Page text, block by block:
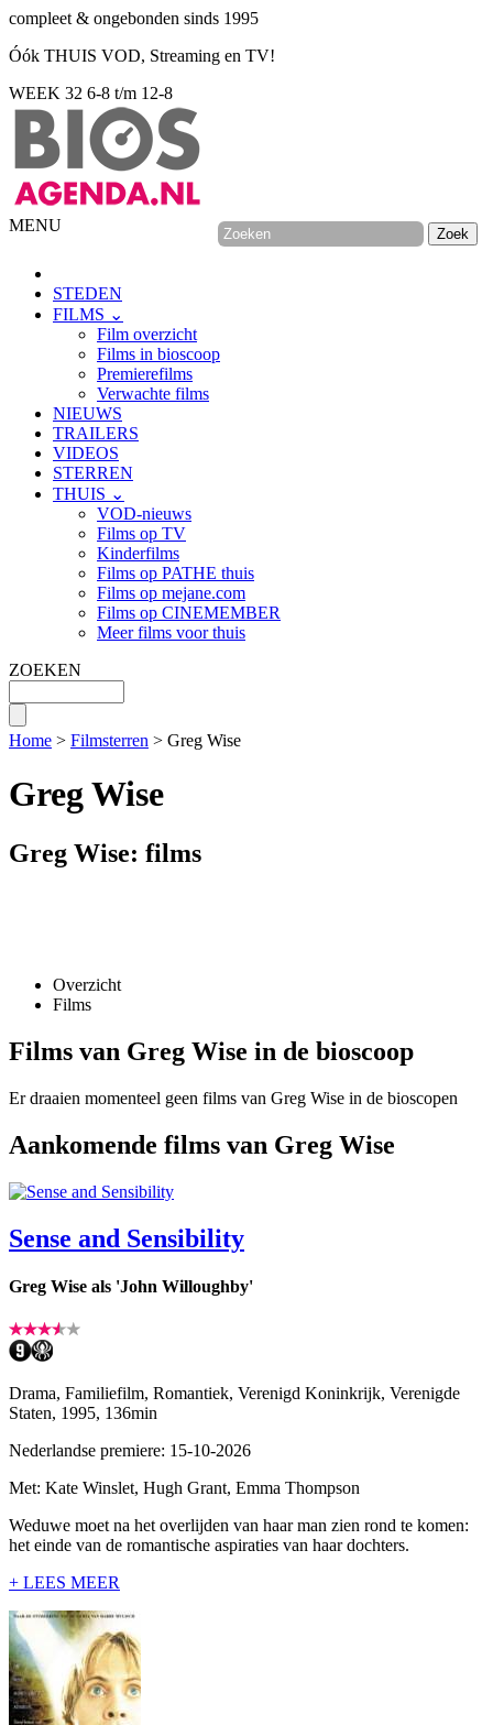
compleet & ongebonden sinds 1995
Óók THUIS VOD, Streaming en TV!
WEEK 32 6-8 t/m 12-8
MENU
STEDEN
FILMS ⌄
Film overzicht
Films in bioscoop
Premierefilms
Verwachte films
NIEUWS
TRAILERS
VIDEOS
STERREN
THUIS ⌄
VOD-nieuws
Films op TV
Kinderfilms
Films op PATHE thuis
Films op mejane.com
Films op CINEMEMBER
Meer films voor thuis
ZOEKEN
Home > Filmsterren > Greg Wise
Greg Wise
Greg Wise: films
Overzicht
Films
Films van Greg Wise in de bioscoop
Er draaien momenteel geen films van Greg Wise in de bioscopen
Aankomende films van Greg Wise
Sense and Sensibility
Greg Wise als 'John Willoughby'
Drama, Familiefilm, Romantiek, Verenigd Koninkrijk, Verenigde
Staten, 1995, 136min
Nederlandse premiere: 15-10-2026
Met: Kate Winslet, Hugh Grant, Emma Thompson
Weduwe moet na het overlijden van haar man zien rond te komen:
het einde van de romantische aspiraties van haar dochters.
+ LEES MEER